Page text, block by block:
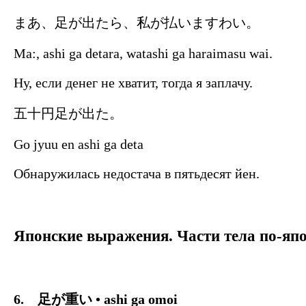
まあ、足が出たら、私が払いますわい。
Ma:, ashi ga detara, watashi ga haraimasu wai.
Ну, если денег не хватит, тогда я заплачу.
五十円足が出た。
Go jyuu en ashi ga deta
Обнаружилась недостача в пятьдесят йен.
Японские выражения. Части тела по-
6. 足が重い • ashi ga omoi